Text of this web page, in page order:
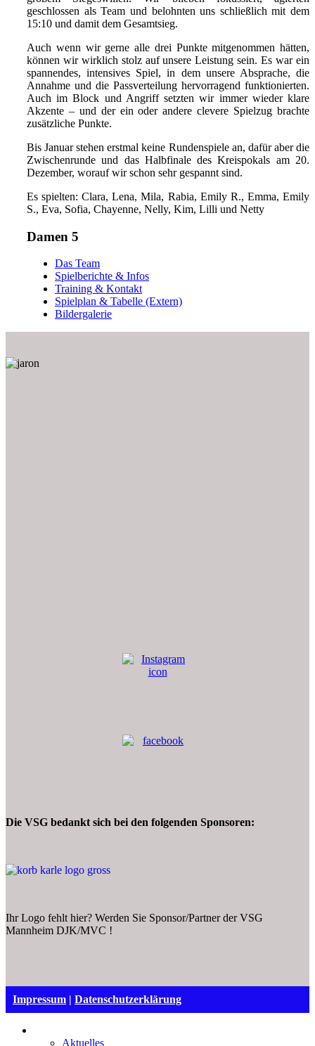
geschlossen als Team und belohnten uns schließlich mit dem
15:10 und damit dem Gesamtsieg.
Auch wenn wir gerne alle drei Punkte mitgenommen hätten,
können wir wirklich stolz auf unsere Leistung sein. Es war ein
spannendes, intensives Spiel, in dem unsere Absprache, die
Annahme und die Passverteilung hervorragend funktionierten.
Auch im Block und Angriff setzten wir immer wieder klare
Akzente – und der ein oder andere clevere Spielzug brachte
zusätzliche Punkte.
Bis Januar stehen erstmal keine Rundenspiele an, dafür aber die
Zwischenrunde und das Halbfinale des Kreispokals am 20.
Dezember, worauf wir schon sehr gespannt sind.
Es spielten: Clara, Lena, Mila, Rabia, Emily R., Emma, Emily
S., Eva, Sofia, Chayenne, Nelly, Kim, Lilli und Netty
Damen 5
Das Team
Spielberichte & Infos
Training & Kontakt
Spielplan & Tabelle (Extern)
Bildergalerie
Die VSG bedankt sich bei den folgenden Sponsoren:
Ihr Logo fehlt hier? Werden Sie Sponsor/Partner der VSG
Mannheim DJK/MVC !
Impressum | Datenschutzerklärung
Aktuelles